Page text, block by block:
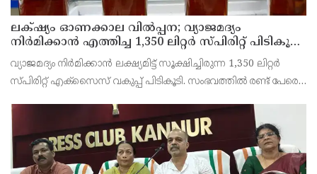
ലക്‌ഷ്യം ഓണക്കാല വിൽപ്പന; വ്യാജമദ്യം
നിർമിക്കാൻ എത്തിച്ച 1,350 ലിറ്റർ സ്പിരിറ്റ് പിടികൂടി;
രണ്ട് പേർ അറസ്റ്റിൽ
വ്യാജമദ്യം നിർമിക്കാൻ ലക്ഷ്യമിട്ട് സൂക്ഷിച്ചിരുന്ന 1,350 ലിറ്റർ
സ്പിരിറ്റ് എക്സൈസ് വകുപ്പ് പിടികൂടി. സംഭവത്തിൽ രണ്ട് പേരെ
കോട്ടക്കുളങ്ങരയിലെ ഹോളോബ്രിക